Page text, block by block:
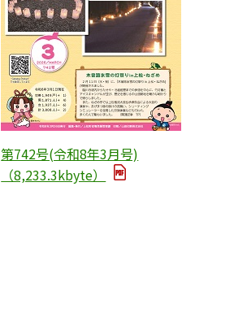
第742号(令和8年3月号)
（8,233.3kbyte）